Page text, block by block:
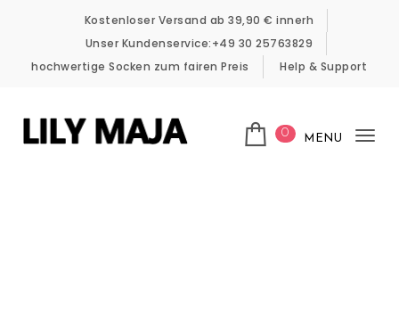
Kostenloser Versand ab 39,90 € innerh
Unser Kundenservice:+49 30 25763829
hochwertige Socken zum fairen Preis
Help & Support
0 MENU